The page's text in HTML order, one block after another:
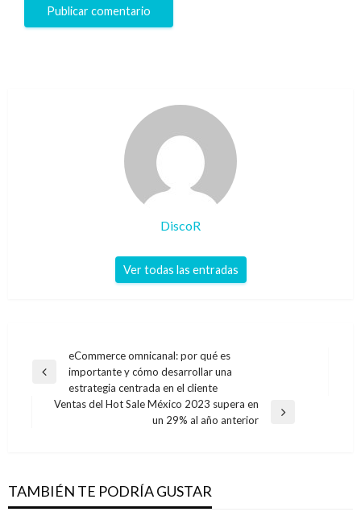
DiscoR
Ver todas las entradas
Navegación
de
entradas
Entrada
eCommerce omnicanal: por qué es
importante y cómo desarrollar una
estrategia centrada en el cliente
Ventas del Hot Sale México 2023 supera en
un 29% al año anterior
TAMBIÉN TE PODRÍA GUSTAR